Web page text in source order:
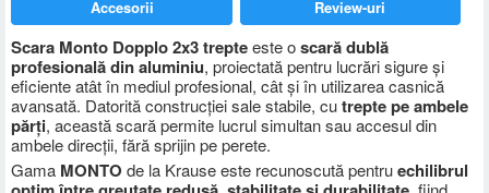
Scara Monto Dopplo 2x3 trepteeste oscară dublă
profesională din aluminiu, proiectată pentru lucrări sigure și
eficiente atât în mediul profesional, cât și în utilizarea casnică
avansată. Datorită construcției sale stabile, cutrepte pe ambele
părți, această scară permite lucrul simultan sau accesul din
ambele direcții, fără sprijin pe perete.
Gama MONTO de la Krause este recunoscută pentruechilibrul
Accesorii Review-uri